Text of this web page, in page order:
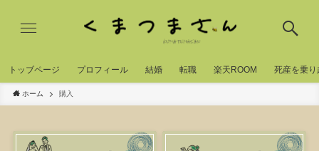
トッブページ プロフィール 結婚 転職 楽天ROOM 死産を乗り
ホーム 購入